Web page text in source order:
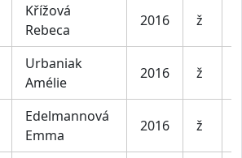
Křížová
Rebeca
2016 ž
Urbaniak
Amélie
2016 ž
Edelmannová
Emma
2016 ž